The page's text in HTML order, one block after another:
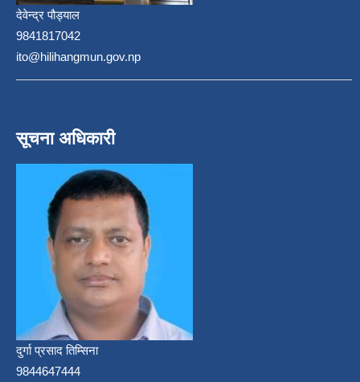
देवेन्द्र पौड्याल
9841817042
ito@hilihangmun.gov.np
सूचना अधिकारी
दुर्गा प्रसाद तिम्सिना
9844647444